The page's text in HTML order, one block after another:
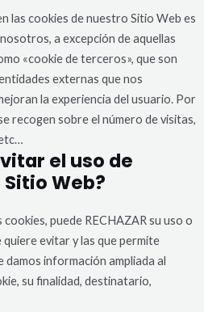
las cookies de nuestro Sitio Web es
a excepción de aquellas
«cookie de terceros», que son
externas que nos
la experiencia del usuario. Por
recogen sobre el número de visitas,
el uso de
Web?
puede RECHAZAR su uso o
quiere evitar y las que permite
información ampliada al
su finalidad, destinatario,